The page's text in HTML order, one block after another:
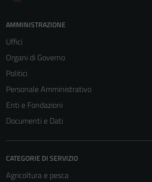
AMMINISTRAZIONE
Uffici
Organi di Governo
Politici
Personale Amministrativo
Enti e Fondazioni
Documenti e Dati
CATEGORIE DI SERVIZIO
Agricoltura e pesca